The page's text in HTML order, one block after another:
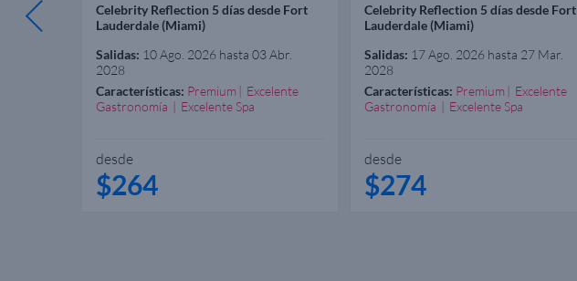
Celebrity Reflection 5 días desde Fort
Lauderdale (Miami)
Salidas: 10 Ago. 2026 hasta 03 Abr.
2028
Características: Premium
Excelente
Gastronomía
Excelente Spa
desde
$264
Celebrity Reflection 5 días desde Fort
Lauderdale (Miami)
Salidas: 17 Ago. 2026 hasta 27 Mar.
2028
Características: Premium
Excelente
Gastronomía
Excelente Spa
desde
$274